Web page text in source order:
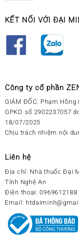
KẾT NỐI VỚI ĐẠI
Công ty cổ phần
GIÁM ĐỐC: Phạm Hồng
GPKD số 2902237057
18/07/2025
Chịu trách nhiệm nội
Liên hệ
Địa chỉ: Nhà thuốc Đại
Tỉnh Nghệ An
Điện thoại:
Email: